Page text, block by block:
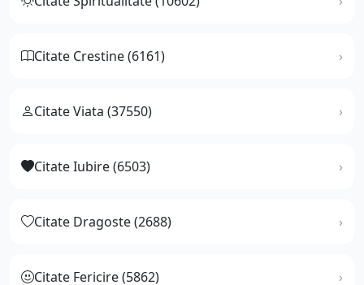
Citate Crestine (6161)
Citate Viata (37550)
Citate Iubire (6503)
Citate Dragoste (2688)
Citate Fericire (5862)